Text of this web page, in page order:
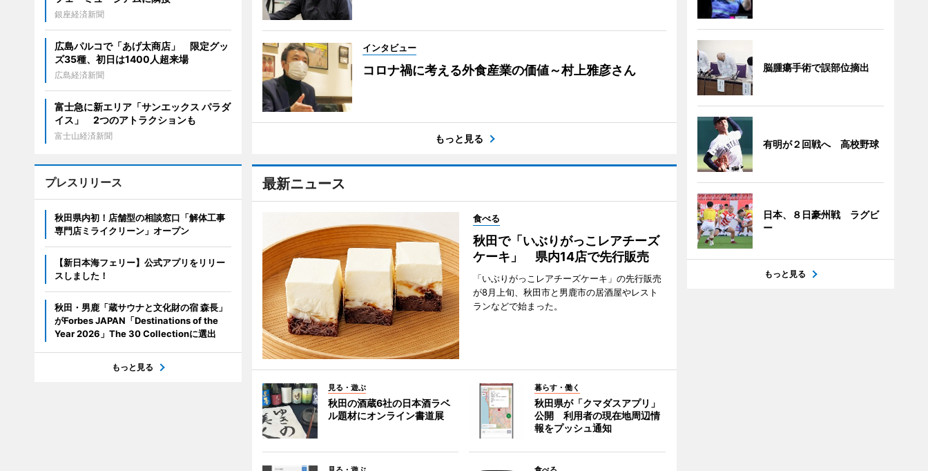
インタビュー
コロナ禍に考える外食産業の価値～村上雅彦さん
もっと見る
最新ニュース
食べる
秋田で「いぶりがっこレアチーズ
ケーキ」 県内14店で先行販売
「いぶりがっこレアチーズケーキ」の先行販売
が8月上旬、秋田市と男鹿市の居酒屋やレスト
ランなどで始まった。
見る・遊ぶ
秋田の酒蔵6社の日本酒ラベ
ル題材にオンライン書道展
暮らす・働く
秋田県が「クマダスアプリ」
公開 利用者の現在地周辺情
報をプッシュ通知
銀座経済新聞
広島パルコで「あげ太商店」 限定グッ
ズ35種、初日は1400人超来場
広島経済新聞
富士急に新エリア「サンエックス パラダ
イス」 2つのアトラクションも
富士山経済新聞
プレスリリース
秋田県内初！店舗型の相談窓口「解体工事
専門店ミライクリーン」オープン
【新日本海フェリー】公式アプリをリリー
スしました！
秋田・男鹿「蔵サウナと文化財の宿 森長」
がForbes JAPAN「Destinations of the
Year 2026」The 30 Collectionに選出
もっと見る
脳腫瘍手術で誤部位摘出
有明が２回戦へ 高校野球
日本、８日豪州戦 ラグビ
ー
もっと見る